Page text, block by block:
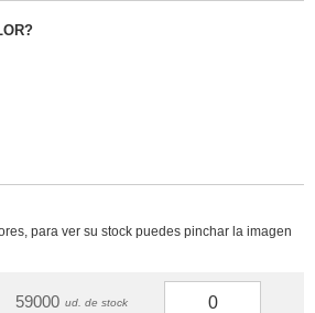
para ver su stock puedes pinchar la imagen
59000 ud. de stock